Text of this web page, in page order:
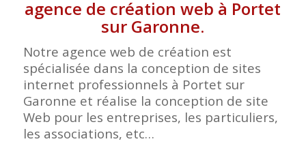
agence de création web à Portet
sur Garonne.
Notre agence web de création est
spécialisée dans la conception de sites
internet professionnels à Portet sur
Garonne et réalise la conception de site
Web pour les entreprises, les particuliers,
les associations, etc…